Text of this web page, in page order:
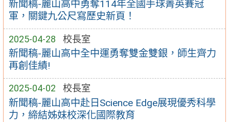
新聞稿-麗山高中勇奪114年全國手球菁英賽冠
軍，關鍵九公尺寫歷史新頁！
2025-04-28 校長室
新聞稿-麗山高中全中運勇奪雙金雙銀，師生齊力
再創佳績!
2025-04-02 校長室
新聞稿-麗山高中赴日Science Edge展現優秀科學
力，締結姊妹校深化國際教育